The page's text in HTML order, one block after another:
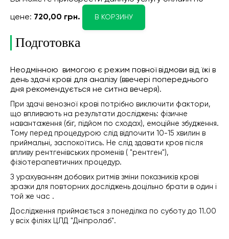
цене: 720,00 грн. В КОРЗИНУ
Подготовка
Неодмінною вимогою є режим повної відмови від їжі в
день здачі крові для аналізу (ввечері попереднього
дня рекомендується не ситна вечеря).
При здачі венозної крові потрібно виключити фактори,
що впливають на результати досліджень: фізичне
навантаження (біг, підйом по сходах), емоційне збудження.
Тому перед процедурою слід відпочити 10-15 хвилин в
приймальні, заспокоїтись. Не слід здавати кров після
впливу рентгенівських променів ( "рентген"),
фізіотерапевтичних процедур.
З урахуванням добових ритмів зміни показників крові
зразки для повторних досліджень доцільно брати в один і
той же час .
Дослідження приймається з понеділка по суботу до 11.00
у всіх філіях ЦЛД "Дніпролаб".